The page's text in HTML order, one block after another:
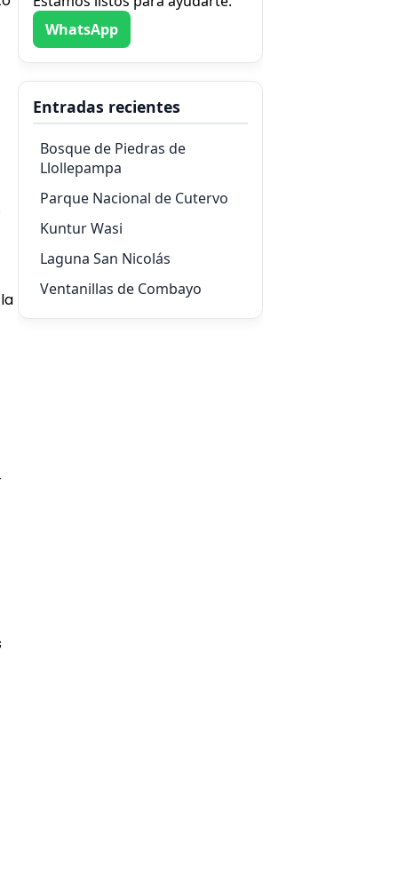
WhatsApp
Entradas recientes
Bosque de Piedras de
Llollepampa
Parque Nacional de Cutervo
Kuntur Wasi
Laguna San Nicolás
Ventanillas de Combayo